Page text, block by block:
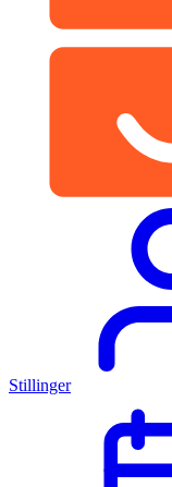
Stillinger